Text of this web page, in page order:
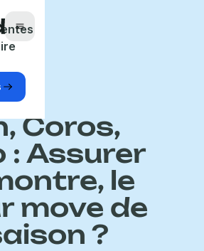
Menu
Coros,
: Assurer
le
move de
?
cookies